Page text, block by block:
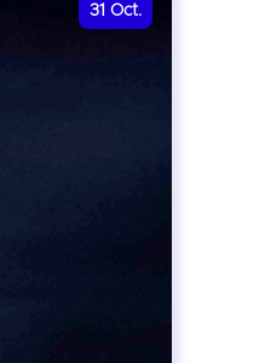
31 Oct.